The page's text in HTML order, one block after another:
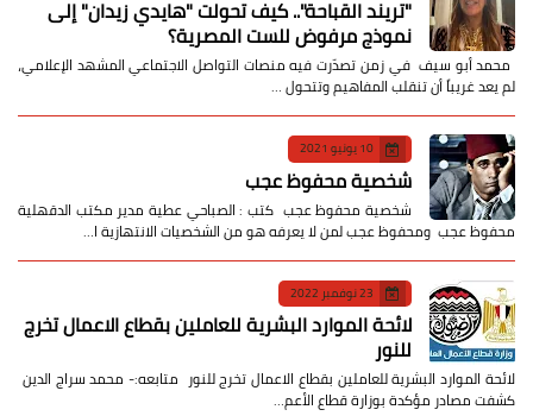
​"تريند القباحة".. كيف تحولت "هايدي زيدان" إلى
نموذج مرفوض للست المصرية؟
​ محمد أبو سيف ​في زمن تصدّرت فيه منصات التواصل الاجتماعي المشهد الإعلامي،
لم يعد غريباً أن تنقلب المفاهيم وتتحول …
10 يونيو 2021
شخصية محفوظ عجب
شخصية محفوظ عجب كتب : الصباحي عطية مدير مكتب الدقهلية
محفوظ عجب ومحفوظ عجب لمن لا يعرفه هو من الشخصيات الانتهازية ا…
23 نوفمبر 2022
لائحة الموارد البشرية للعاملين بقطاع الاعمال تخرج
للنور
لائحة الموارد البشرية للعاملين بقطاع الاعمال تخرج للنور متابعه:- محمد سراج الدين
كشفت مصادر مؤكدة بوزارة قطاع الأعم…